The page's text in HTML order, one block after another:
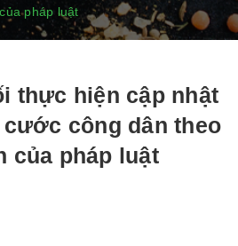
của pháp luật
thực hiện cập nhật
công dân theo
của pháp luật